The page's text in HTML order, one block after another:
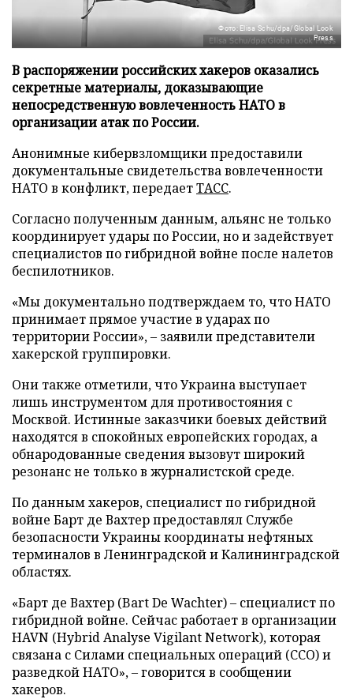
Фото: Elisa Schu/dpa/Global Look
Press
В распоряжении российских хакеров оказались
секретные материалы, доказывающие
непосредственную вовлеченность НАТО в
организации атак по России.
Анонимные кибервзломщики предоставили
документальные свидетельства вовлеченности
НАТО в конфликт, передаетТАСС.
Согласно полученным данным, альянс не только
координирует удары по России, но и задействует
специалистов по гибридной войне после налетов
беспилотников.
«Мы документально подтверждаем то, что НАТО
принимает прямое участие в ударах по
территории России», – заявили представители
хакерской группировки.
Они также отметили, что Украина выступает
лишь инструментом для противостояния с
Москвой. Истинные заказчики боевых действий
находятся в спокойных европейских городах, а
обнародованные сведения вызовут широкий
резонанс не только в журналистской среде.
По данным хакеров, специалист по гибридной
войне Барт де Вахтер предоставлял Службе
безопасности Украины координаты нефтяных
терминалов в Ленинградской и Калининградской
областях.
«Барт де Вахтер (Bart De Wachter) – специалист по
гибридной войне. Сейчас работает в организации
HAVN (Hybrid Analyse Vigilant Network), которая
связана с Силами специальных операций (ССО) и
разведкой НАТО», – говорится в сообщении
хакеров.